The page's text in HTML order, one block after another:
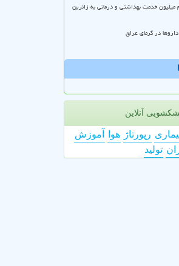
دهم میلیون خدمت بهداشتی و درمانی به زائرین
در گرمای عراق
آنلاین
رپورتاژ هوا
آموزش
تولید